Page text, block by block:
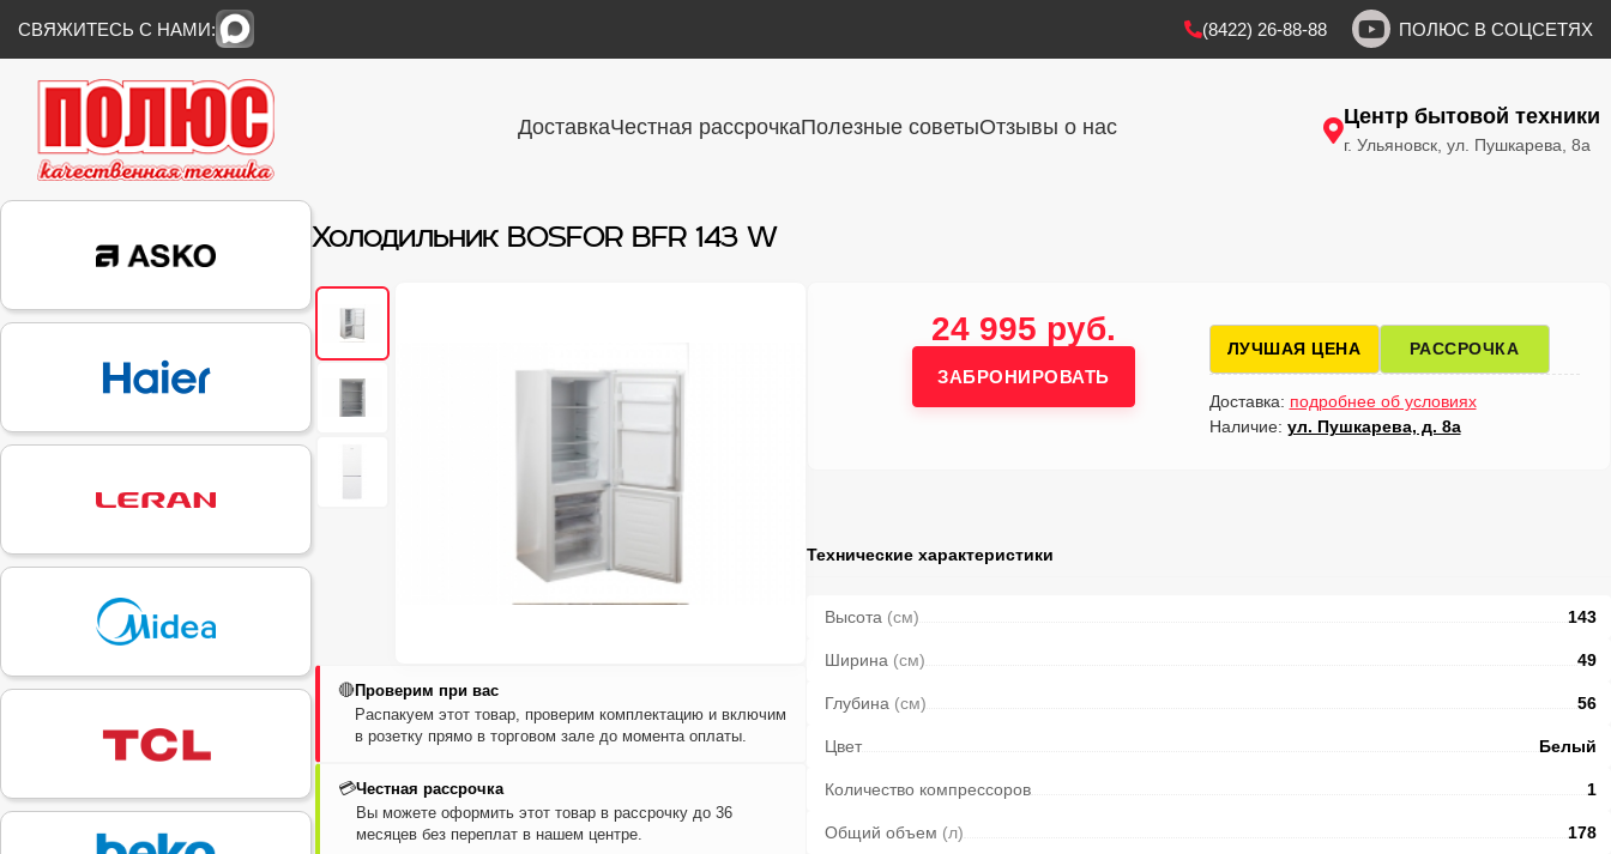
СВЯЖИТЕСЬ С НАМИ: (8422) 26-88-88 ПОЛЮС В СОЦСЕТЯХ
ДоставкаЧестная рассрочкаПолезные советыОтзывы о нас Центр бытовой техники
г. Ульяновск, ул. Пушкарева, 8а
Холодильник BOSFOR BFR 143 W
🔴Проверим при вас
Распакуем этот товар, проверим комплектацию и включим
в розетку прямо в торговом зале до момента оплаты.
💳Честная рассрочка
Вы можете оформить этот товар в рассрочку до 36
месяцев без переплат в нашем центре.
24 995 руб.
ЗАБРОНИРОВАТЬ
ЛУЧШАЯ ЦЕНА РАССРОЧКА
Доставка: подробнее об условиях
Наличие: ул. Пушкарева, д. 8а
Технические характеристики
Высота (см) 143
Ширина (см) 49
Глубина (см) 56
Цвет Белый
Количество компрессоров 1
Общий объем (л) 178